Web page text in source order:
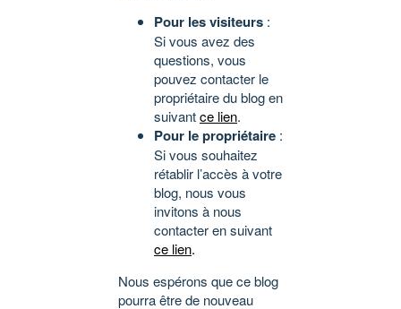
Pour les visiteurs :
Si vous avez des
questions, vous
pouvez contacter le
propriétaire du blog en
suivantce lien.
Pour le propriétaire :
Si vous souhaitez
rétablir l’accès à votre
blog, nous vous
invitons à nous
contacter en suivant
ce lien.
Nous espérons que ce blog
pourra être de nouveau